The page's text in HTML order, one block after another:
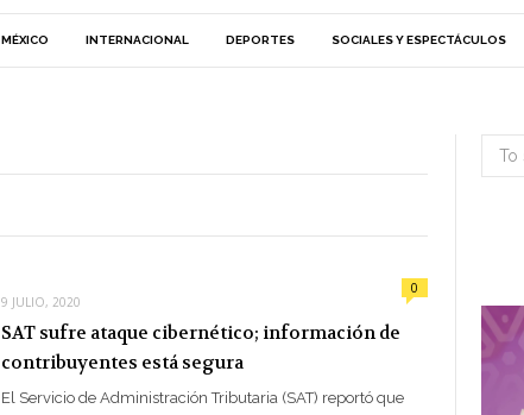
MÉXICO INTERNACIONAL DEPORTES SOCIALES Y ESPECTÁCULOS
9 JULIO, 2020
0
SAT sufre ataque cibernético; información de
contribuyentes está segura
El Servicio de Administración Tributaria (SAT) reportó que
Search
for: